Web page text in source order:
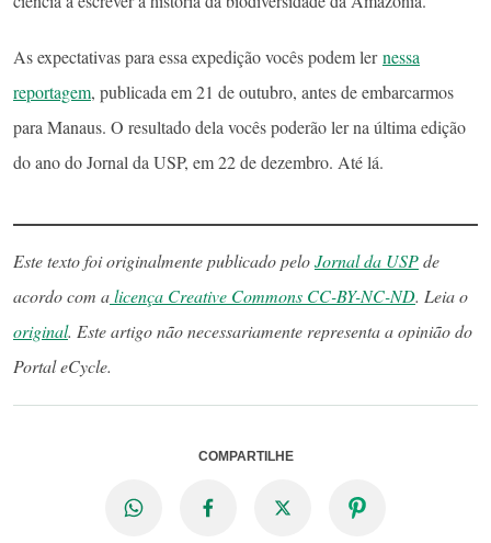
As expectativas para essa expedição vocês podem lernessa
reportagem, publicada em 21 de outubro, antes de embarcarmos
para Manaus. O resultado dela vocês poderão ler na última edição
do ano do Jornal da USP, em 22 de dezembro. Até lá.
Este texto foi originalmente publicado peloJornal da USPde
acordo com alicença Creative Commons CC-BY-NC-ND. Leia o
original. Este artigo não necessariamente representa a opinião do
Portal eCycle.
COMPARTILHE